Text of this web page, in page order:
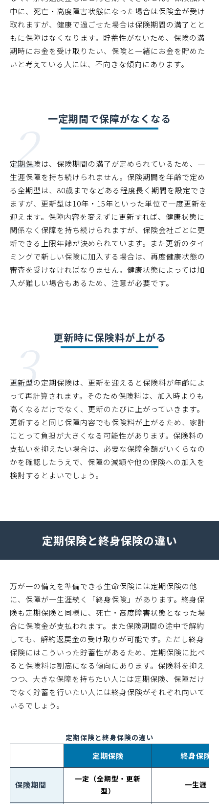
中に、死亡・高度障害状態になった場合は保険金が受け
取れますが、健康で過ごせた場合は保険期間の満了とと
もに保障はなくなります。貯蓄性がないため、保険の満
期時にお金を受け取りたい、保険と一緒にお金を貯めた
いと考えている人には、不向きな傾向にあります。
2 一定期間で保障がなくなる
定期保険は、保険期間の満了が定められているため、一
生涯保障を持ち続けられません。保険期間を年齢で定め
る全期型は、80歳までなどある程度長く期間を設定でき
ますが、更新型は10年・15年といった単位で一度更新を
迎えます。保障内容を変えずに更新すれば、健康状態に
関係なく保障を持ち続けられますが、保険会社ごとに更
新できる上限年齢が決められています。また更新のタイ
ミングで新しい保険に加入する場合は、再度健康状態の
審査を受けなければなりません。健康状態によっては加
入が難しい場合もあるため、注意が必要です。
3 更新時に保険料が上がる
更新型の定期保険は、更新を迎えると保険料が年齢によ
って再計算されます。そのため保険料は、加入時よりも
高くなるだけでなく、更新のたびに上がっていきます。
更新すると同じ保障内容でも保険料が上がるため、家計
にとって負担が大きくなる可能性があります。保険料の
支払いを抑えたい場合は、必要な保障金額がいくらなの
かを確認したうえで、保障の減額や他の保険への加入を
検討するとよいでしょう。
定期保険と終身保険の違い
万が一の備えを準備できる生命保険には定期保険の他
に、保障が一生涯続く「終身保険」があります。終身保
険も定期保険と同様に、死亡・高度障害状態となった場
合に保険金が支払われます。また保険期間の途中で解約
しても、解約返戻金の受け取りが可能です。ただし終身
保険にはこういった貯蓄性があるため、定期保険に比べ
ると保険料は割高になる傾向にあります。保険料を抑え
つつ、大きな保障を持ちたい人には定期保険、保障だけ
でなく貯蓄を行いたい人には終身保険がそれぞれ向いて
いるでしょう。
定期保険と終身保険の違い
定期保険 終身保険
保険期間
一定（全期型・更新
型）
一生涯